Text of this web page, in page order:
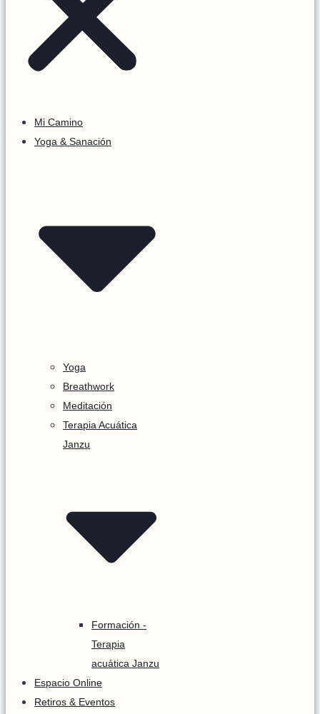
Mi Camino
Yoga & Sanación
Yoga
Breathwork
Meditación
Terapia Acuática
Janzu
Formación -
Terapia
acuática Janzu
Espacio Online
Retiros & Eventos